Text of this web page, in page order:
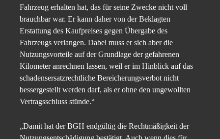
Fahrzeug erhalten hat, das für seine Zwecke nicht voll
brauchbar war. Er kann daher von der Beklagten
Erstattung des Kaufpreises gegen Übergabe des
Fahrzeugs verlangen. Dabei muss er sich aber die
Nutzungsvorteile auf der Grundlage der gefahrenen
Kilometer anrechnen lassen, weil er im Hinblick auf das
schadensersatzrechtliche Bereicherungsverbot nicht
bessergestellt werden darf, als er ohne den ungewollten
Vertragsschluss stünde.“
„Damit hat der BGH endgültig die Rechtmäßigkeit der